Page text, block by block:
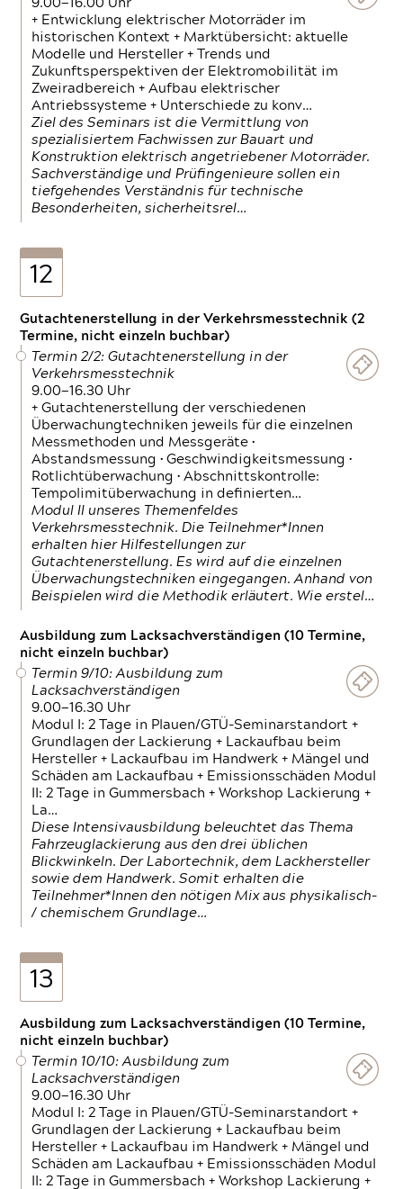
9.00—16.00 Uhr
+ Entwicklung elektrischer Motorräder im
historischen Kontext + Marktübersicht: aktuelle
Modelle und Hersteller + Trends und
Zukunftsperspektiven der Elektromobilität im
Zweiradbereich + Aufbau elektrischer
Antriebssysteme + Unterschiede zu konv…
Ziel des Seminars ist die Vermittlung von
spezialisiertem Fachwissen zur Bauart und
Konstruktion elektrisch angetriebener Motorräder.
Sachverständige und Prüfingenieure sollen ein
tiefgehendes Verständnis für technische
Besonderheiten, sicherheitsrel…
12
Gutachtenerstellung in der Verkehrsmesstechnik (2
Termine, nicht einzeln buchbar)
Termin 2/2: Gutachtenerstellung in der
Verkehrsmesstechnik
9.00—16.30 Uhr
+ Gutachtenerstellung der verschiedenen
Überwachungtechniken jeweils für die einzelnen
Messmethoden und Messgeräte •
Abstandsmessung • Geschwindigkeitsmessung •
Rotlichtüberwachung • Abschnittskontrolle:
Tempolimitüberwachung in definierten…
Modul II unseres Themenfeldes
Verkehrsmesstechnik. Die Teilnehmer*Innen
erhalten hier Hilfestellungen zur
Gutachtenerstellung. Es wird auf die einzelnen
Überwachungstechniken eingegangen. Anhand von
Beispielen wird die Methodik erläutert. Wie erstel…
Ausbildung zum Lacksachverständigen (10 Termine,
nicht einzeln buchbar)
Termin 9/10: Ausbildung zum
Lacksachverständigen
9.00—16.30 Uhr
Modul I: 2 Tage in Plauen/GTÜ-Seminarstandort +
Grundlagen der Lackierung + Lackaufbau beim
Hersteller + Lackaufbau im Handwerk + Mängel und
Schäden am Lackaufbau + Emissionsschäden Modul
II: 2 Tage in Gummersbach + Workshop Lackierung +
La…
Diese Intensivausbildung beleuchtet das Thema
Fahrzeuglackierung aus den drei üblichen
Blickwinkeln. Der Labortechnik, dem Lackhersteller
sowie dem Handwerk. Somit erhalten die
Teilnehmer*Innen den nötigen Mix aus physikalisch-
/ chemischem Grundlage…
13
Ausbildung zum Lacksachverständigen (10 Termine,
nicht einzeln buchbar)
Termin 10/10: Ausbildung zum
Lacksachverständigen
9.00—16.30 Uhr
Modul I: 2 Tage in Plauen/GTÜ-Seminarstandort +
Grundlagen der Lackierung + Lackaufbau beim
Hersteller + Lackaufbau im Handwerk + Mängel und
Schäden am Lackaufbau + Emissionsschäden Modul
II: 2 Tage in Gummersbach + Workshop Lackierung +